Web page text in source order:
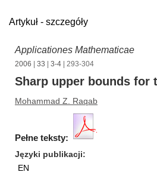
Artykuł - szczegóły
Applicationes Mathematicae
2006 33 3-4 | 293-304
Sharp upper bounds for
Mohammad Z. Raqab
Pełne teksty:
Języki publikacji
EN